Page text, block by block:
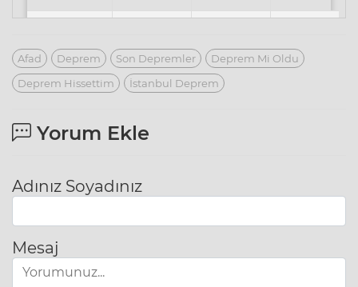
Afad Deprem Son Depremler
Deprem Mi Oldu
Deprem Hissettim
İstanbul Deprem
Yorum Ekle
Adınız Soyadınız
Mesaj